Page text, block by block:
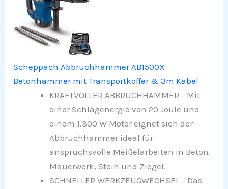
Scheppach Abbruchhammer AB1500X
Betonhammer mit Transportkoffer & 3m Kabel
KRAFTVOLLER ABBRUCHHAMMER - Mit
einer Schlagenergie von 20 Joule und
einem 1.300 W Motor eignet sich der
Abbruchhammer ideal für
anspruchsvolle Meißelarbeiten in Beton,
Mauerwerk, Stein und Ziegel.
SCHNELLER WERKZEUGWECHSEL - Das